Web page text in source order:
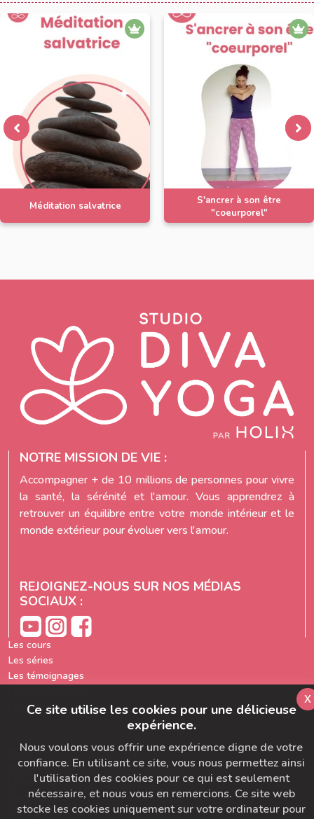
Méditation salvatrice
S'ancrer à son être
"coeurporel"
NOTRE MISSION DE VIE :
Accompagner + de 10 millions de personnes pour vivre
la santé, la sérénité et l'amour. Vous apprendrez à
retrouver un équilibre entre votre monde intérieur et le
monde extérieur pour évoluer vers l'amour.
REJOIGNEZ-NOUS SUR NOS MÉDIAS
SOCIAUX :
Les cours
Les séries
Les témoignages
Formation prof de yoga
FAQ
Ajoutez-nous à votre carnet d'adresse
Le bon départ
SymbioBoard
Politique BaseCamp
Ce site utilise les cookies pour une délicieuse
expérience.
Nous voulons vous offrir une expérience digne de votre
confiance. En utilisant ce site, vous nous permettez ainsi
l'utilisation des cookies pour ce qui est seulement
nécessaire, et nous vous en remercions. Ce site web
stocke les cookies uniquement sur votre ordinateur pour
x